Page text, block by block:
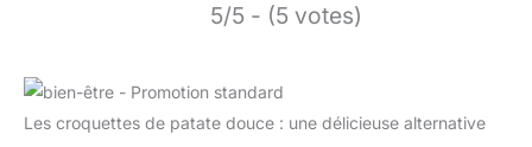
5/5 - (5 votes)
Les croquettes de patate douce : une délicieuse alternative